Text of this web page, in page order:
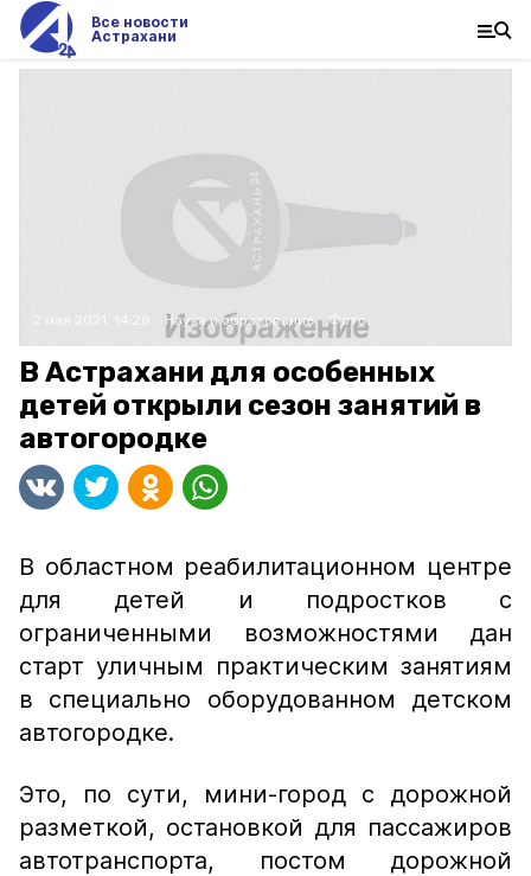
Все новости
Астрахани
Наука и образование Фото:
В Астрахани для особенных
детей открыли сезон занятий в
автогородке
В областном реабилитационном центре
для детей и подростков с
ограниченными возможностями дан
старт уличным практическим занятиям
в специально оборудованном детском
автогородке.
Это, по сути, мини-город с дорожной
разметкой, остановкой для пассажиров
автотранспорта, постом дорожной